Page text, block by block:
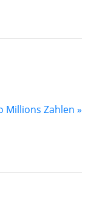
Millions Zahlen »